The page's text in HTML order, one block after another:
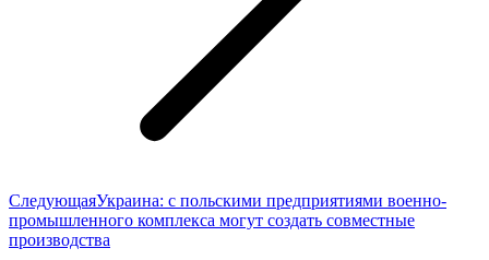
СледующаяСледующая
запись:
Украина: с польскими предприятиями военно-
промышленного комплекса могут создать совместные
производства